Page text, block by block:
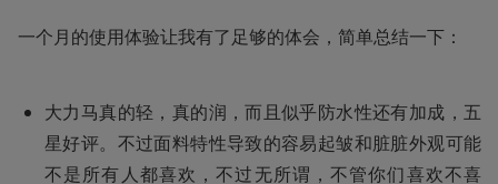
一个月的使用体验让我有了足够的体会，简单总结一下：
大力马真的轻，真的润，而且似乎防水性还有加成，五
星好评。不过面料特性导致的容易起皱和脏脏外观可能
不是所有人都喜欢，不过无所谓，不管你们喜欢不喜